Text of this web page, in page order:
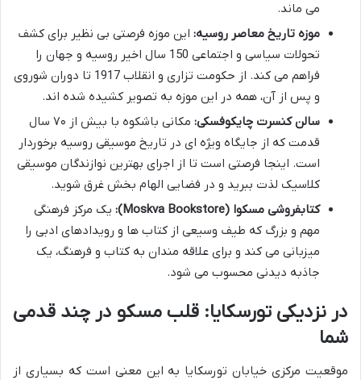
می ماند.
موزه تاریخ معاصر روسیه: این موزه فرصتی بی نظیر برای کشف
تحولات سیاسی و اجتماعی 150 سال اخیر روسیه و جهان را
فراهم می کند. از حکومت تزاری و انقلاب 1917 تا دوران شوروی
و پس از آن، همه در این موزه به تصویر کشیده شده اند.
سالن کنسرت چایکوفسکی:
مکانی باشکوه با بیش از ۷۰ سال
قدمت که از جایگاه ویژه ای در تاریخ موسیقی روسیه برخوردار
است. اینجا فرصتی است تا از اجرای بهترین نوازندگان موسیقی
کلاسیک لذت ببرید و در فضایی الهام بخش غرق شوید.
کتابفروشی مسکوا (Moskva Bookstore):
یک مرکز فرهنگی
مهم و بزرگ که طیف وسیعی از کتاب ها و رویدادهای ادبی را
میزبانی می کند و برای علاقه مندان به کتاب و فرهنگ، یک
جاذبه دیدنی محسوب می شود.
در نزدیکی تورسکایا: قلب مسکو در چند قدمی
شما
موقعیت مرکزی خیابان تورسکایا به این معنی است که بسیاری از